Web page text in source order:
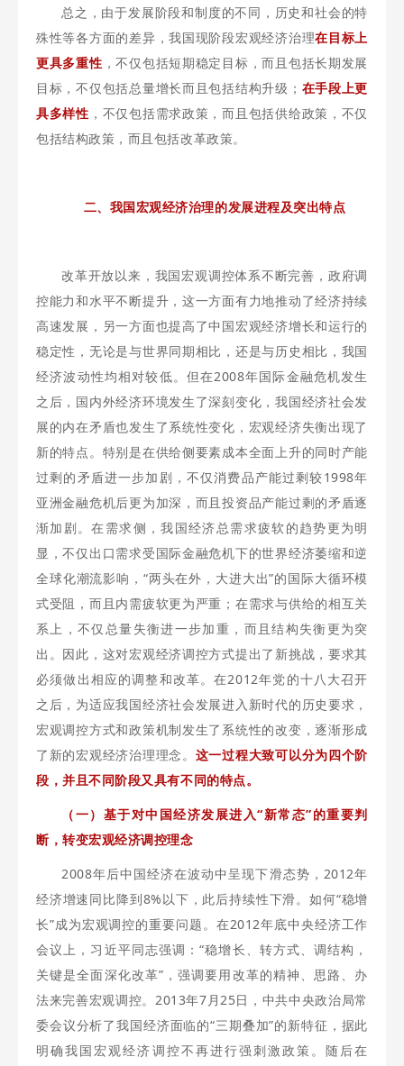
总之，由于发展阶段和制度的不同，历史和社会的特
殊性等各方面的差异，我国现阶段宏观经济治理在目标上
更具多重性 ，不仅包括短期稳定目标，而且包括长期发展
目标，不仅包括总量增长而且包括结构升级； 在手段上更
具多样性 ，不仅包括需求政策，而且包括供给政策，不仅
包括结构政策，而且包括改革政策。
二、我国宏观经济治理的发展进程及突出特点
改革开放以来，我国宏观调控体系不断完善，政府调
控能力和水平不断提升，这一方面有力地推动了经济持续
高速发展，另一方面也提高了中国宏观经济增长和运行的
稳定性，无论是与世界同期相比，还是与历史相比，我国
经济波动性均相对较低。但在2008年国际金融危机发生
之后，国内外经济环境发生了深刻变化，我国经济社会发
展的内在矛盾也发生了系统性变化，宏观经济失衡出现了
新的特点。特别是在供给侧要素成本全面上升的同时产能
过剩的矛盾进一步加剧，不仅消费品产能过剩较1998年
亚洲金融危机后更为加深，而且投资品产能过剩的矛盾逐
渐加剧。在需求侧，我国经济总需求疲软的趋势更为明
显，不仅出口需求受国际金融危机下的世界经济萎缩和逆
全球化潮流影响，“两头在外，大进大出”的国际大循环模
式受阻，而且内需疲软更为严重；在需求与供给的相互关
系上，不仅总量失衡进一步加重，而且结构失衡更为突
出。因此，这对宏观经济调控方式提出了新挑战，要求其
必须做出相应的调整和改革。在2012年党的十八大召开
之后，为适应我国经济社会发展进入新时代的历史要求，
宏观调控方式和政策机制发生了系统性的改变，逐渐形成
了新的宏观经济治理理念。 这一过程大致可以分为四个阶
段，并且不同阶段又具有不同的特点。
（一）基于对中国经济发展进入“新常态”的重要判
断，转变宏观经济调控理念
2008年后中国经济在波动中呈现下滑态势，2012年
经济增速同比降到8%以下，此后持续性下滑。如何“稳增
长”成为宏观调控的重要问题。在2012年底中央经济工作
会议上，习近平同志强调：“稳增长、转方式、调结构，
关键是全面深化改革”，强调要用改革的精神、思路、办
法来完善宏观调控。2013年7月25日，中共中央政治局常
委会议分析了我国经济面临的“三期叠加”的新特征，据此
明确我国宏观经济调控不再进行强刺激政策。随后在